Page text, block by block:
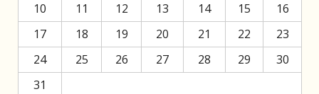
10
11 12 13 14 15
16
17
18 19 20 21 22
23
24
25 26 27 28 29
30
31